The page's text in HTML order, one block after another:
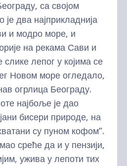
са својом
је два најприкладнија
и модро море, и
на рекама Сави и
слике лепог у којима се
Новом море огледало,
огрлица Београду.
најбоље је дао
бисери природе, на
су пуном кофом”.
среће да и у пензији,
ужива у лепоти тих